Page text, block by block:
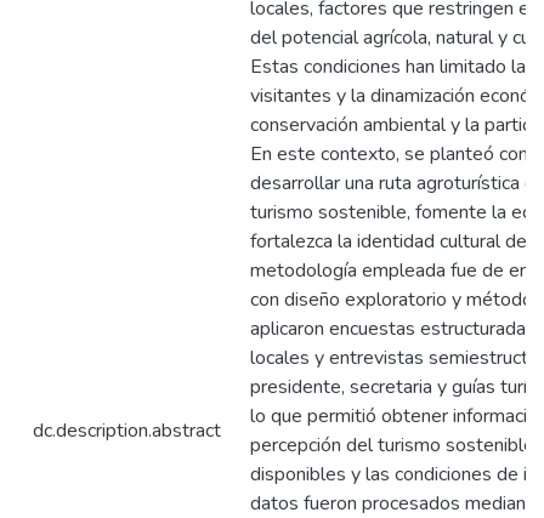
dc.description.abstract
locales, factores que restringen el
del potencial agrícola, natural y
Estas condiciones han limitado la
visitantes y la dinamización
conservación ambiental y la
En este contexto, se planteó
desarrollar una ruta agroturística
turismo sostenible, fomente la
fortalezca la identidad cultural de
metodología empleada fue de
con diseño exploratorio y método
aplicaron encuestas
locales y entrevistas
presidente, secretaria y guías
lo que permitió obtener
percepción del turismo sostenible,
disponibles y las condiciones de
datos fueron procesados